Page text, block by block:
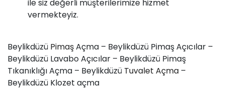
ile siz değerli müşterilerimize hizmet
vermekteyiz.
Beylikdüzü PimaşAçma – Beylikdüzü Pimaş Açıcılar –
Beylikdüzü Lavabo Açıcılar – Beylikdüzü Pimaş
Tıkanıklığı Açma – Beylikdüzü Tuvalet Açma –
Beylikdüzü Klozet açma